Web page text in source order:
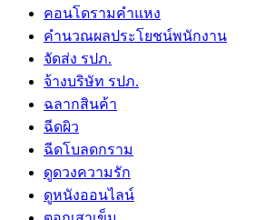
คอนโดรามคำแหง
คำนวณผลประโยชน์พนักงาน
จัดส่ง รปภ.
จ้างบริษัท รปภ.
ฉลากสินค้า
ฉีดผิว
ฉีดโบลดกราม
ดูดวงความรัก
ดูหนังออนไลน์